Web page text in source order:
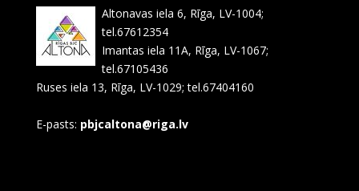
Altonavas iela 6, Rīga, LV-1004;
tel.67612354
Imantas iela 11A, Rīga, LV-1067;
tel.67105436
Ruses iela 13, Rīga, LV-1029; tel.67404160
E-pasts: pbjcaltona@riga.lv